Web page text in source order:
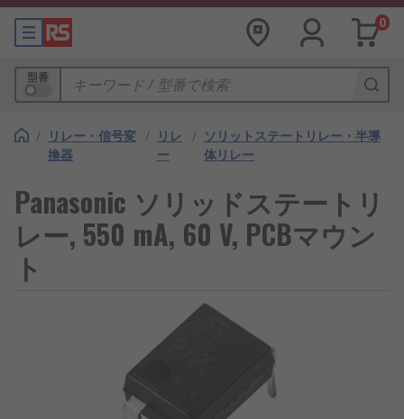
0
型番
/ リレー・信号変
換器
/ リレ
ー
/ ソリットステートリレー・半導
体リレー
Panasonic ソリッドステートリ
レー, 550 mA, 60 V, PCBマウン
ト